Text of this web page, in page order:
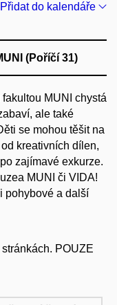
Přidat do kalendáře
(Poříčí 31)
MUNI chystá
ale také
se mohou těšit na
kreativních dílen,
zajímavé exkurze.
MUNI či VIDA!
pohybové a další
POUZE